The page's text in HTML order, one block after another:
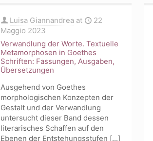
Luisa Giannandrea at
22
Maggio 2023
Verwandlung der Worte. Textuelle
Metamorphosen in Goethes
Schriften: Fassungen, Ausgaben,
Übersetzungen
Ausgehend von Goethes
morphologischen Konzepten der
Gestalt und der Verwandlung
untersucht dieser Band dessen
literarisches Schaffen auf den
Ebenen der Entstehungsstufen [...]